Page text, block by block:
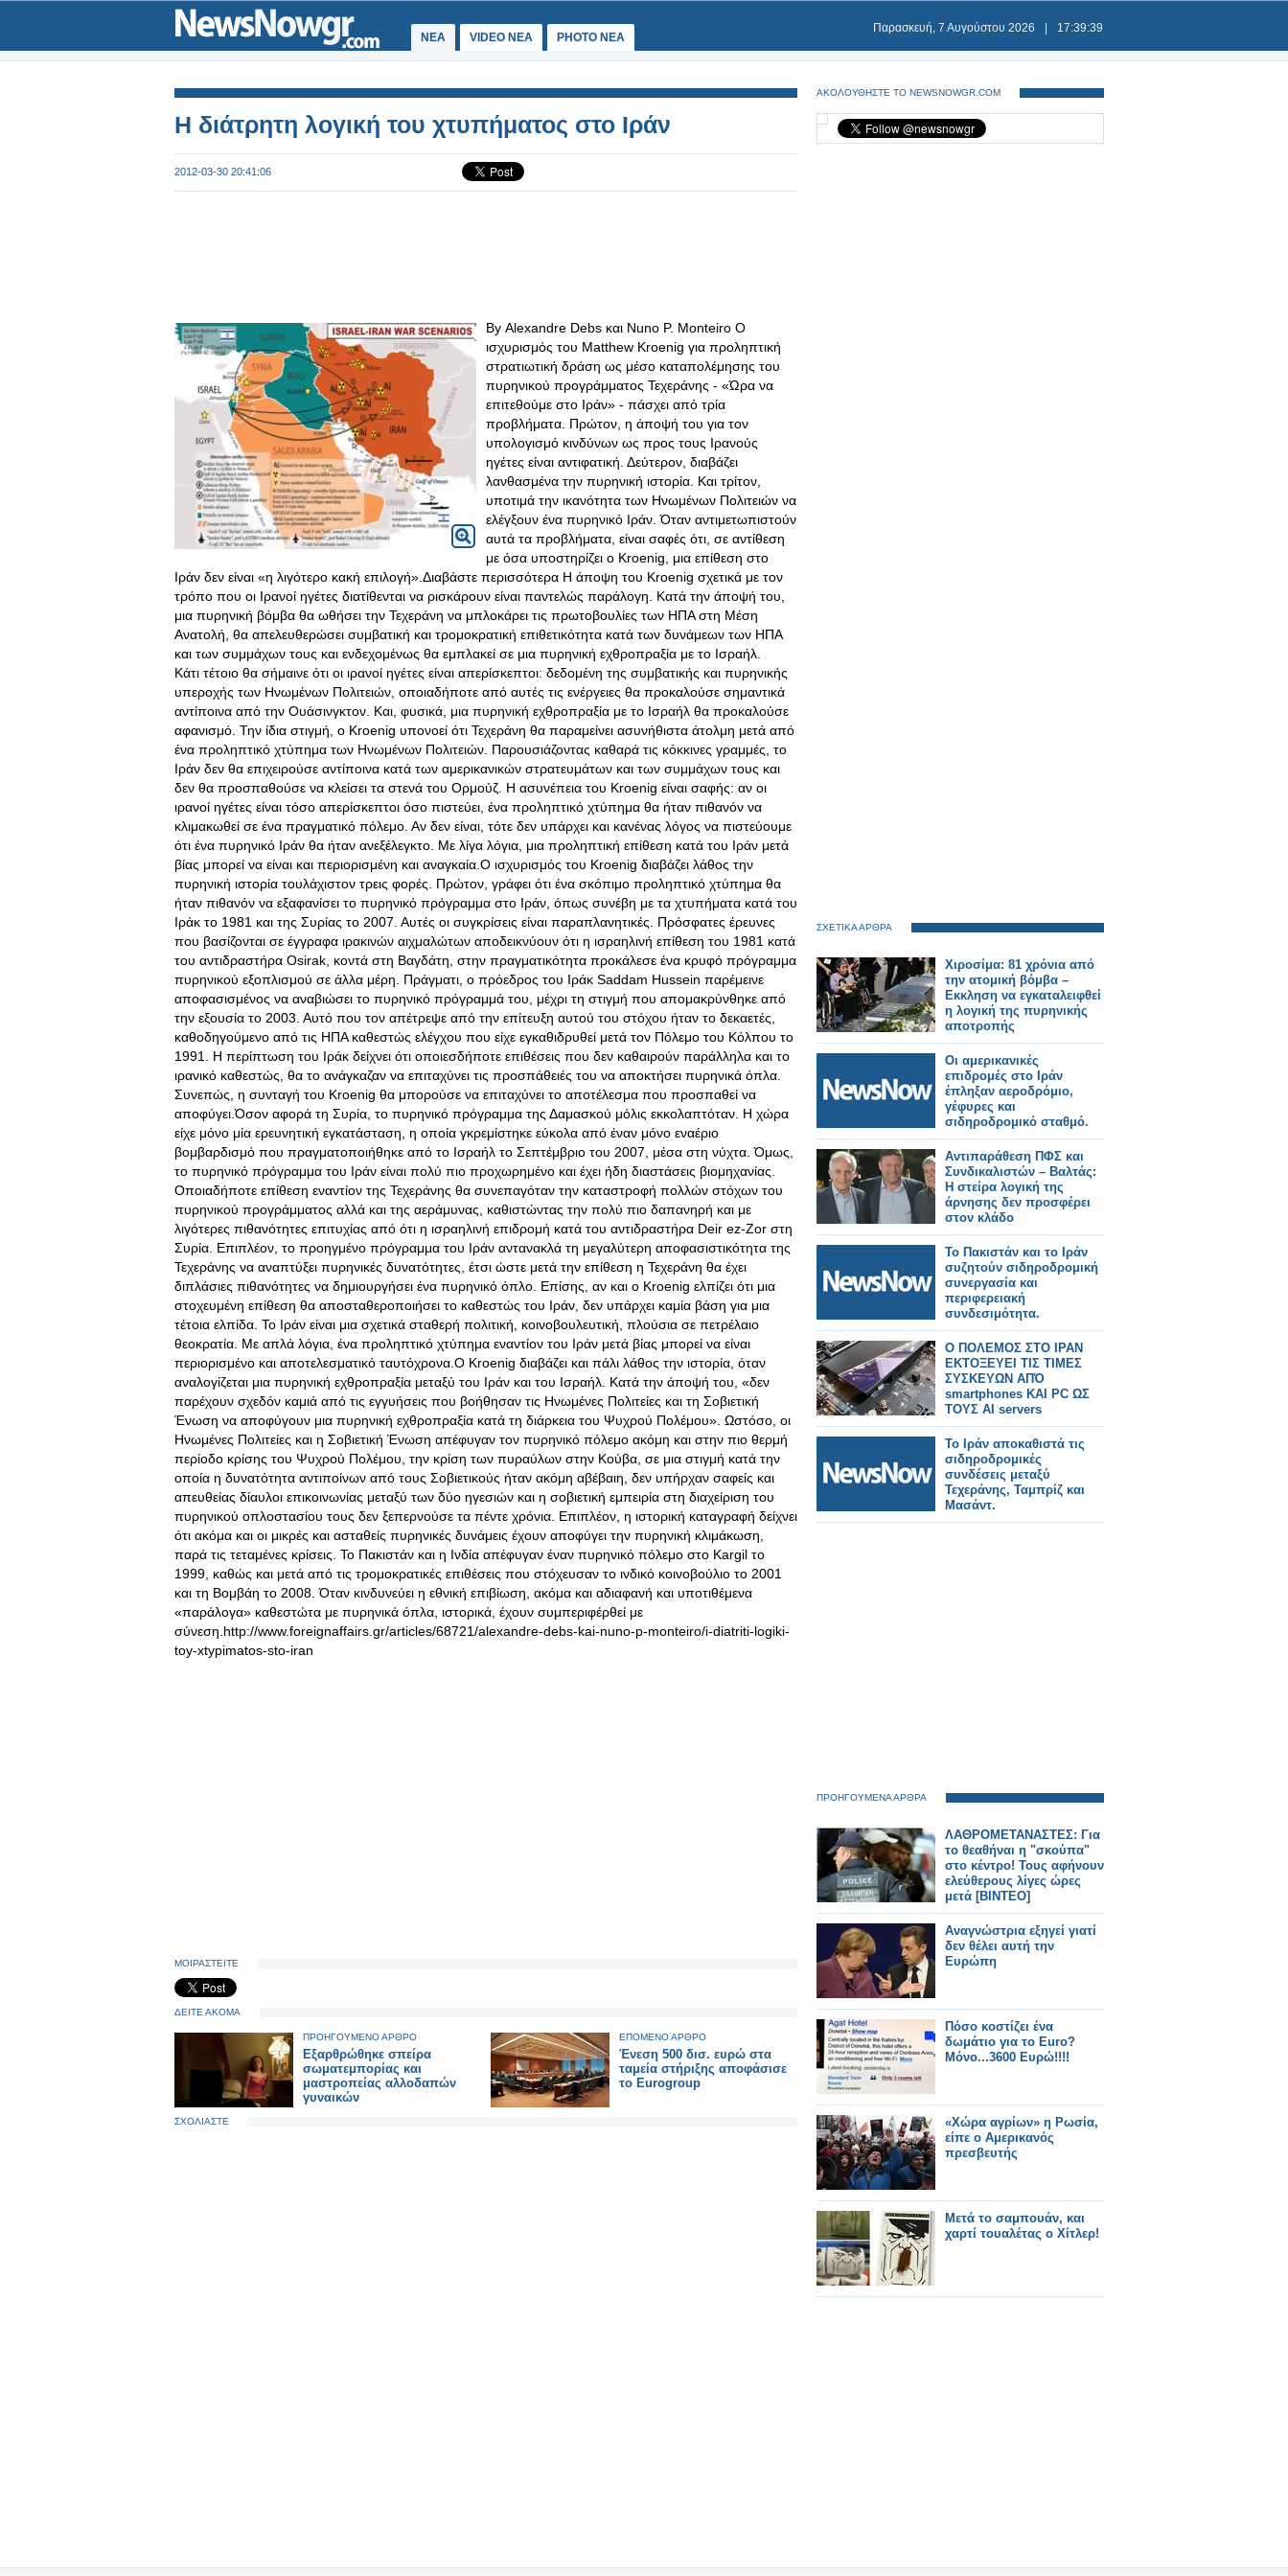
ΝΕΑ VIDEO NEA PHOTO NEA
Παρασκευή, 7 Αυγούστου 2026 17:39:39
Η διάτρητη λογική του χτυπήματος στο Ιράν
2012-03-30 20:41:06
By Alexandre Debs και Nuno P. Monteiro Ο
ισχυρισμός του Matthew Kroenig για προληπτική
στρατιωτική δράση ως μέσο καταπολέμησης του
πυρηνικού προγράμματος Τεχεράνης - «Ώρα να
επιτεθούμε στο Ιράν» - πάσχει από τρία
προβλήματα. Πρώτον, η άποψή του για τον
υπολογισμό κινδύνων ως προς τους Ιρανούς
ηγέτες είναι αντιφατική. Δεύτερον, διαβάζει
λανθασμένα την πυρηνική ιστορία. Και τρίτον,
υποτιμά την ικανότητα των Ηνωμένων Πολιτειών να
ελέγξουν ένα πυρηνικό Ιράν. Όταν αντιμετωπιστούν
αυτά τα προβλήματα, είναι σαφές ότι, σε αντίθεση
με όσα υποστηρίζει ο Kroenig, μια επίθεση στο
Ιράν δεν είναι «η λιγότερο κακή επιλογή».Διαβάστε περισσότερα Η άποψη του Kroenig σχετικά με τον
τρόπο που οι Ιρανοί ηγέτες διατίθενται να ρισκάρουν είναι παντελώς παράλογη. Κατά την άποψή του,
μια πυρηνική βόμβα θα ωθήσει την Τεχεράνη να μπλοκάρει τις πρωτοβουλίες των ΗΠΑ στη Μέση
Ανατολή, θα απελευθερώσει συμβατική και τρομοκρατική επιθετικότητα κατά των δυνάμεων των ΗΠΑ
και των συμμάχων τους και ενδεχομένως θα εμπλακεί σε μια πυρηνική εχθροπραξία με το Ισραήλ
Κάτι τέτοιο θα σήμαινε ότι οι ιρανοί ηγέτες είναι απερίσκεπτοι: δεδομένη της συμβατικής και πυρηνικής
υπεροχής των Ηνωμένων Πολιτειών, οποιαδήποτε από αυτές τις ενέργειες θα προκαλούσε σημαντικά
αντίποινα από την Ουάσινγκτον. Και, φυσικά, μια πυρηνική εχθροπραξία με το Ισραήλ θα προκαλούσε
αφανισμό. Την ίδια στιγμή, ο Kroenig υπονοεί ότι Τεχεράνη θα παραμείνει ασυνήθιστα άτολμη μετά από
ένα προληπτικό χτύπημα των Ηνωμένων Πολιτειών. Παρουσιάζοντας καθαρά τις κόκκινες γραμμές, το
Ιράν δεν θα επιχειρούσε αντίποινα κατά των αμερικανικών στρατευμάτων και των συμμάχων τους και
δεν θα προσπαθούσε να κλείσει τα στενά του Ορμούζ. Η ασυνέπεια του Kroenig είναι σαφής: αν οι
ιρανοί ηγέτες είναι τόσο απερίσκεπτοι όσο πιστεύει, ένα προληπτικό χτύπημα θα ήταν πιθανόν να
κλιμακωθεί σε ένα πραγματικό πόλεμο. Αν δεν είναι, τότε δεν υπάρχει και κανένας λόγος να πιστεύουμε
ότι ένα πυρηνικό Ιράν θα ήταν ανεξέλεγκτο. Με λίγα λόγια, μια προληπτική επίθεση κατά του Ιράν μετά
βίας μπορεί να είναι και περιορισμένη και αναγκαία.Ο ισχυρισμός του Kroenig διαβάζει λάθος την
πυρηνική ιστορία τουλάχιστον τρεις φορές. Πρώτον, γράφει ότι ένα σκόπιμο προληπτικό χτύπημα θα
ήταν πιθανόν να εξαφανίσει το πυρηνικό πρόγραμμα στο Ιράν, όπως συνέβη με τα χτυπήματα κατά του
Ιράκ το 1981 και της Συρίας το 2007. Αυτές οι συγκρίσεις είναι παραπλανητικές. Πρόσφατες έρευνες
που βασίζονται σε έγγραφα ιρακινών αιχμαλώτων αποδεικνύουν ότι η ισραηλινή επίθεση του 1981 κατά
του αντιδραστήρα Osirak, κοντά στη Βαγδάτη, στην πραγματικότητα προκάλεσε ένα κρυφό πρόγραμμα
πυρηνικού εξοπλισμού σε άλλα μέρη. Πράγματι, ο πρόεδρος του Ιράκ Saddam Hussein παρέμεινε
αποφασισμένος να αναβιώσει το πυρηνικό πρόγραμμά του, μέχρι τη στιγμή που απομακρύνθηκε από
την εξουσία το 2003. Αυτό που τον απέτρεψε από την επίτευξη αυτού του στόχου ήταν το δεκαετές,
καθοδηγούμενο από τις ΗΠΑ καθεστώς ελέγχου που είχε εγκαθιδρυθεί μετά τον Πόλεμο του Κόλπου το
1991. Η περίπτωση του Ιράκ δείχνει ότι οποιεσδήποτε επιθέσεις που δεν καθαιρούν παράλληλα και το
ιρανικό καθεστώς, θα το ανάγκαζαν να επιταχύνει τις προσπάθειές του να αποκτήσει πυρηνικά όπλα.
Συνεπώς, η συνταγή του Kroenig θα μπορούσε να επιταχύνει το αποτέλεσμα που προσπαθεί να
αποφύγει.Όσον αφορά τη Συρία, το πυρηνικό πρόγραμμα της Δαμασκού μόλις εκκολαπτόταν. Η χώρα
είχε μόνο μία ερευνητική εγκατάσταση, η οποία γκρεμίστηκε εύκολα από έναν μόνο εναέριο
βομβαρδισμό που πραγματοποιήθηκε από το Ισραήλ το Σεπτέμβριο του 2007, μέσα στη νύχτα. Όμως,
το πυρηνικό πρόγραμμα του Ιράν είναι πολύ πιο προχωρημένο και έχει ήδη διαστάσεις βιομηχανίας.
Οποιαδήποτε επίθεση εναντίον της Τεχεράνης θα συνεπαγόταν την καταστροφή πολλών στόχων του
πυρηνικού προγράμματος αλλά και της αεράμυνας, καθιστώντας την πολύ πιο δαπανηρή και με
λιγότερες πιθανότητες επιτυχίας από ότι η ισραηλινή επιδρομή κατά του αντιδραστήρα Deir ez-Zor στη
Συρία. Επιπλέον, το προηγμένο πρόγραμμα του Ιράν αντανακλά τη μεγαλύτερη αποφασιστικότητα της
Τεχεράνης να αναπτύξει πυρηνικές δυνατότητες, έτσι ώστε μετά την επίθεση η Τεχεράνη θα έχει
διπλάσιες πιθανότητες να δημιουργήσει ένα πυρηνικό όπλο. Επίσης, αν και ο Kroenig ελπίζει ότι μια
στοχευμένη επίθεση θα αποσταθεροποιήσει το καθεστώς του Ιράν, δεν υπάρχει καμία βάση για μια
τέτοια ελπίδα. Το Ιράν είναι μια σχετικά σταθερή πολιτική, κοινοβουλευτική, πλούσια σε πετρέλαιο
θεοκρατία. Με απλά λόγια, ένα προληπτικό χτύπημα εναντίον του Ιράν μετά βίας μπορεί να είναι
περιορισμένο και αποτελεσματικό ταυτόχρονα.Ο Kroenig διαβάζει και πάλι λάθος την ιστορία, όταν
αναλογίζεται μια πυρηνική εχθροπραξία μεταξύ του Ιράν και του Ισραήλ. Κατά την άποψή του, «δεν
παρέχουν σχεδόν καμιά από τις εγγυήσεις που βοήθησαν τις Ηνωμένες Πολιτείες και τη Σοβιετική
Ένωση να αποφύγουν μια πυρηνική εχθροπραξία κατά τη διάρκεια του Ψυχρού Πολέμου». Ωστόσο, οι
Ηνωμένες Πολιτείες και η Σοβιετική Ένωση απέφυγαν τον πυρηνικό πόλεμο ακόμη και στην πιο θερμή
περίοδο κρίσης του Ψυχρού Πολέμου, την κρίση των πυραύλων στην Κούβα, σε μια στιγμή κατά την
οποία η δυνατότητα αντιποίνων από τους Σοβιετικούς ήταν ακόμη αβέβαιη, δεν υπήρχαν σαφείς και
απευθείας δίαυλοι επικοινωνίας μεταξύ των δύο ηγεσιών και η σοβιετική εμπειρία στη διαχείριση του
πυρηνικού οπλοστασίου τους δεν ξεπερνούσε τα πέντε χρόνια. Επιπλέον, η ιστορική καταγραφή δείχνει
ότι ακόμα και οι μικρές και ασταθείς πυρηνικές δυνάμεις έχουν αποφύγει την πυρηνική κλιμάκωση,
παρά τις τεταμένες κρίσεις. Το Πακιστάν και η Ινδία απέφυγαν έναν πυρηνικό πόλεμο στο Kargil το
1999, καθώς και μετά από τις τρομοκρατικές επιθέσεις που στόχευσαν το ινδικό κοινοβούλιο το 2001
και τη Βομβάη το 2008. Όταν κινδυνεύει η εθνική επιβίωση, ακόμα και αδιαφανή και υποτιθέμενα
«παράλογα» καθεστώτα με πυρηνικά όπλα, ιστορικά, έχουν συμπεριφέρθεί με
σύνεση.http://www.foreignaffairs.gr/articles/68721/alexandre-debs-kai-nuno-p-monteiro/i-diatriti-logiki-
toy-xtypimatos-sto-iran
ΜΟΙΡΑΣΤΕΙΤΕ
ΔΕΙΤΕ ΑΚΟΜΑ
ΠΡΟΗΓΟΥΜΕΝΟ ΑΡΘΡΟ
Εξαρθρώθηκε σπείρα
σωματεμπορίας και
μαστροπείας αλλοδαπών
γυναικών
ΕΠΟΜΕΝΟ ΑΡΘΡΟ
Ένεση 500 δισ. ευρώ στα
ταμεία στήριξης αποφάσισε
το Eurogroup
ΣΧΟΛΙΑΣΤΕ
ΑΚΟΛΟΥΘΗΣΤΕ ΤΟ NEWSNOWGR.COM
ΣΧΕΤΙΚΑ ΑΡΘΡΑ
Χιροσίμα: 81 χρόνια από
την ατομική βόμβα –
Εκκληση να εγκαταλειφθεί
η λογική της πυρηνικής
αποτροπής
Οι αμερικανικές
επιδρομές στο Ιράν
έπληξαν αεροδρόμιο,
γέφυρες και
σιδηροδρομικό σταθμό.
Αντιπαράθεση ΠΦΣ και
Συνδικαλιστών – Βαλτάς:
Η στείρα λογική της
άρνησης δεν προσφέρει
στον κλάδο
Το Πακιστάν και το Ιράν
συζητούν σιδηροδρομική
συνεργασία και
περιφερειακή
συνδεσιμότητα.
Ο ΠΟΛΕΜΟΣ ΣΤΟ ΙΡΑΝ
ΕΚΤΟΞΕΥΕΙ ΤΙΣ ΤΙΜΕΣ
ΣΥΣΚΕΥΩΝ ΑΠΌ
smartphones ΚΑΙ PC ΩΣ
ΤΟΥΣ AI servers
Το Ιράν αποκαθιστά τις
σιδηροδρομικές
συνδέσεις μεταξύ
Τεχεράνης, Ταμπρίζ και
Μασάντ.
ΠΡΟΗΓΟΥΜΕΝΑ ΑΡΘΡΑ
ΛΑΘΡΟΜΕΤΑΝΑΣΤΕΣ: Για
το θεαθήναι η "σκούπα"
στο κέντρο! Τους αφήνουν
ελεύθερους λίγες ώρες
μετά [ΒΙΝΤΕΟ]
Αναγνώστρια εξηγεί γιατί
δεν θέλει αυτή την
Ευρώπη
Πόσο κοστίζει ένα
δωμάτιο για το Euro?
Μόνο...3600 Ευρώ!!!!
«Χώρα αγρίων» η Ρωσία,
είπε ο Αμερικανός
πρεσβευτής
Μετά το σαμπουάν, και
χαρτί τουαλέτας ο Χίτλερ!